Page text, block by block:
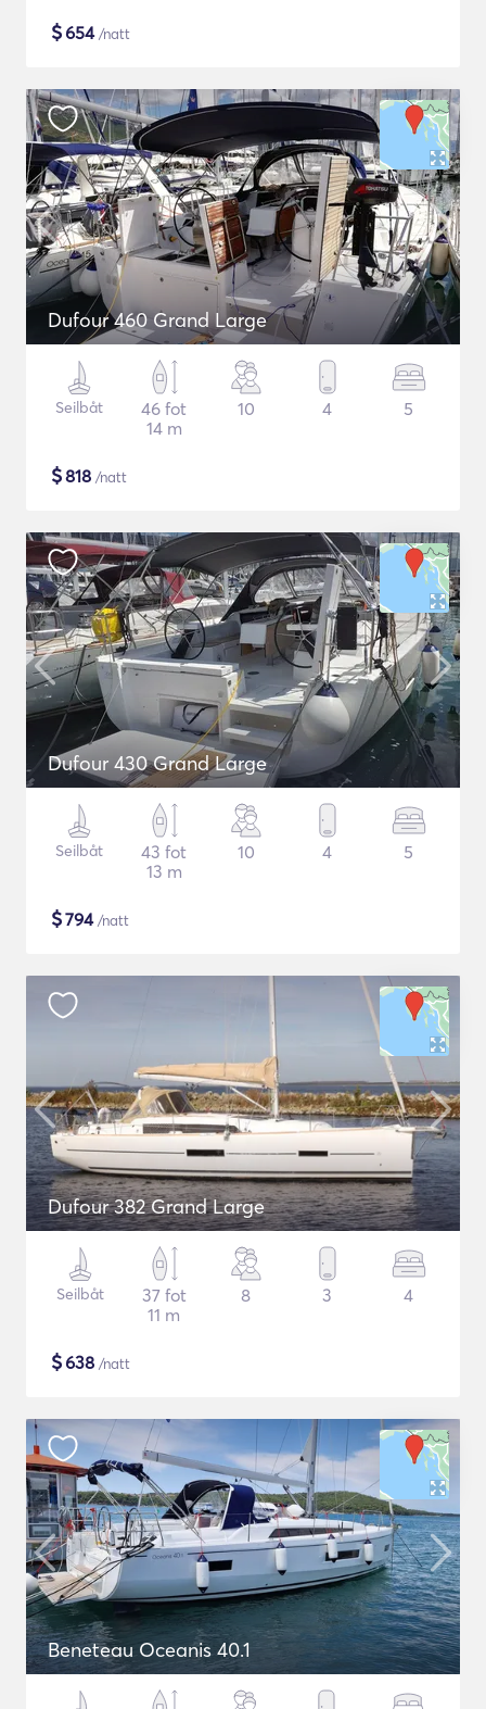
$654/natt
Dufour 460 Grand Large
Seilbåt
46 fot
14 m
10 4 5
$818 /natt
Dufour 430 Grand Large
Seilbåt
43 fot
13 m
10 4 5
$794/natt
Dufour 382 Grand Large
Seilbåt
37 fot
11 m
8 3 4
$638 /natt
Beneteau Oceanis 40.1